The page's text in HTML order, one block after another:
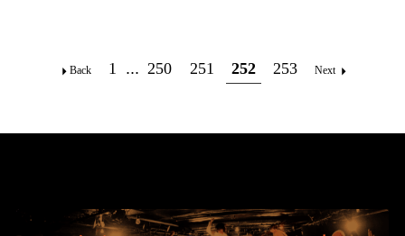
Back 1 ... 250 251 252 253 Next